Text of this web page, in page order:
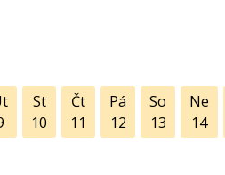
St
10
Čt
11
Pá
12
So
13
Ne
14